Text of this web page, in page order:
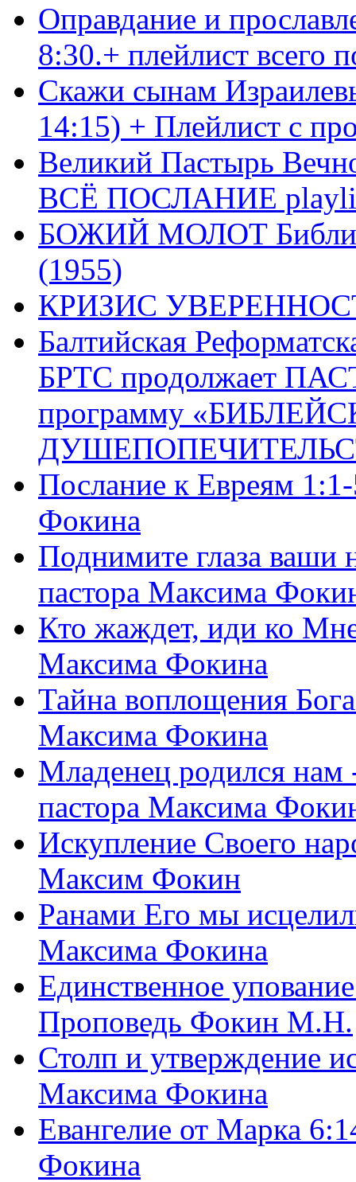
Оправдание и
8:30.+ плейлист
Скажи сынам
14:15) + Плейлист с
Великий Пастырь
ВСЁ ПОСЛАНИЕ
БОЖИЙ МОЛОТ Библия
(1955)
КРИЗИС
Балтийская
БРТС продолжает
программу
Послание к Евреям
Фокина
Поднимите глаза ваши
пастора Максима
Кто жаждет, иди ко
Максима Фокина
Тайна воплощения
Максима Фокина
Младенец родился
пастора Максима
Искупление Своего
Максим Фокин
Ранами Его мы
Максима Фокина
Единственное
Проповедь Фокин М.Н.
Столп и утверждение
Максима Фокина
Евангелие от Марка
Фокина